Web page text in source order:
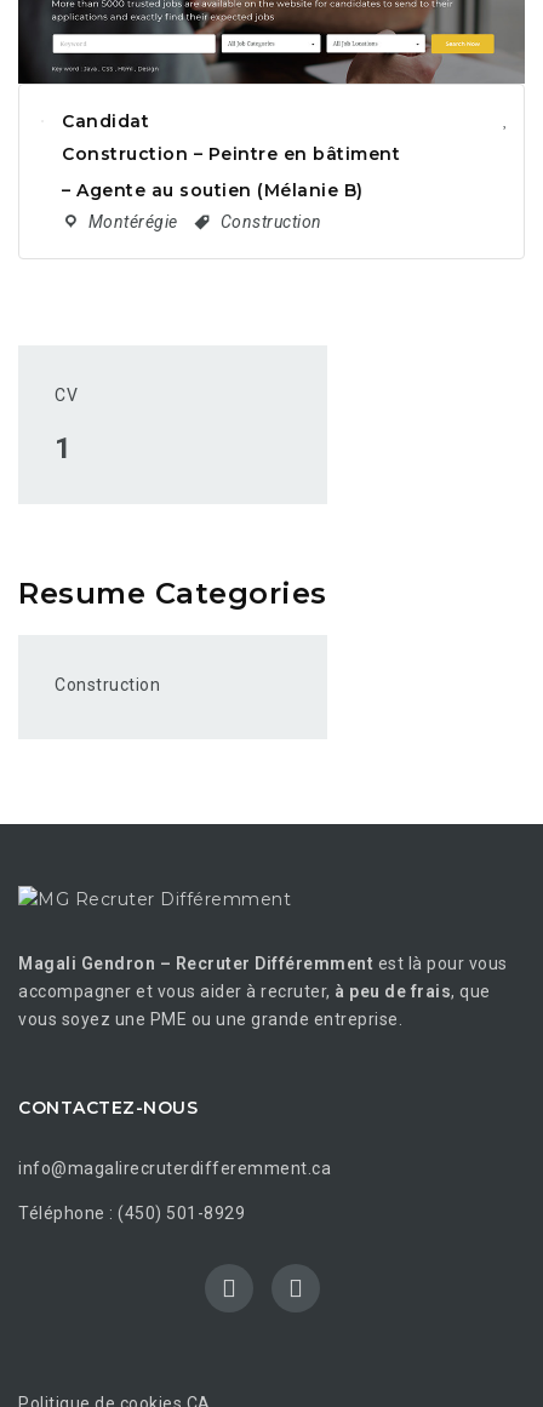
Candidat
Construction – Peintre en bâtiment
– Agente au soutien (Mélanie B)
Montérégie Construction
CV
1
Resume Categories
Construction
Magali Gendron – Recruter Différemment est là pour vous
accompagner et vous aider à recruter, à peu de frais, que
vous soyez une PME ou une grande entreprise.
CONTACTEZ-NOUS
info@magalirecruterdifferemment.ca
Téléphone : (450) 501-8929
Politique de cookies CA